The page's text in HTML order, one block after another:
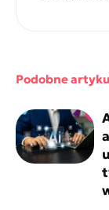
podobne